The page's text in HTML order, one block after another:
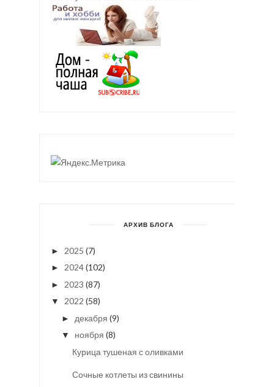
АРХИВ БЛОГА
► 2025 (7)
► 2024(102)
► 2023 (87)
▼ 2022 (58)
► декабря (9)
▼ ноября (8)
Курица тушеная с оливками
Сочные котлеты из свинины